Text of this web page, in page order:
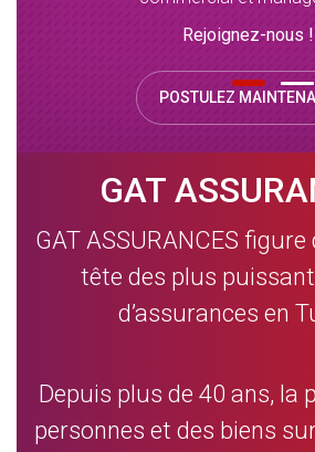
Rejoignez-nous !
POSTULEZ
GAT
GAT ASSURANCES
tête des plus
d’assurances en
Depuis plus de 40 ans, la
personnes et des biens